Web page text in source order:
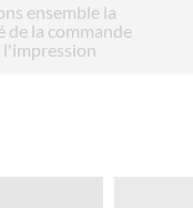
ensemble la
de la commande
l'impression